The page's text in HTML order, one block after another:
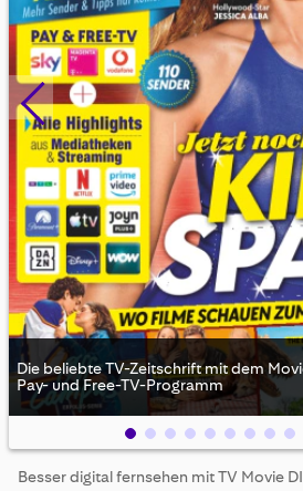
Die beliebte TV-Zeitschrift mit dem
Pay- und Free-TV-Programm
toBesser digital fernsehen mit TV Movie